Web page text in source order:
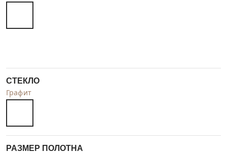
СТЕКЛО
Графит
РАЗМЕР ПОЛОТНА